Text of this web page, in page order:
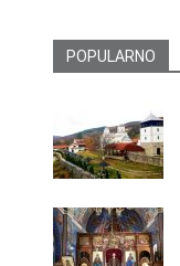
POPULARNO